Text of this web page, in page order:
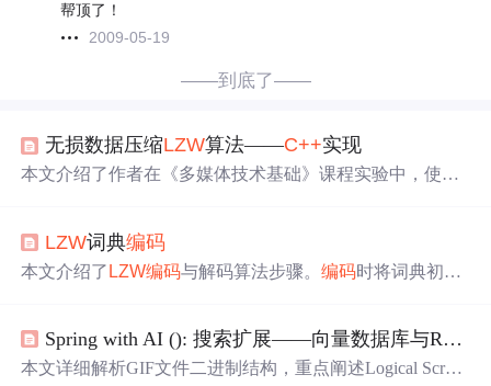
帮顶了！
2009-05-19
——到底了——
无损数据压缩LZW算法——C++实现
本文介绍了作者在《多媒体技术基础》课程实验中，使用
进行，提供了编码和解码程序的
过程中遇到的问题和建议使用VS2010进行调试的原因。
LZW词典编码
本文介绍了 LZW编码与解码算法步骤。编码时将词典初始
问题的方案，以及命令参数设置。最后比较各文件格式压
缩率，文本、音视频多可压缩，图片难压缩。
Spring with AI (): 搜索扩展——向量数据库与RAG(下)
本文详细解析GIF文件二进制结构，重点阐述Logical Screen